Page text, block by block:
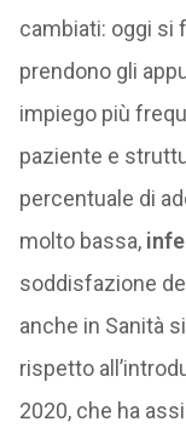
cambiati: oggi si
prendono gli
impiego più
paziente e
percentuale di
molto bassa,
soddisfazione
anche in Sanità
rispetto
2020, che ha